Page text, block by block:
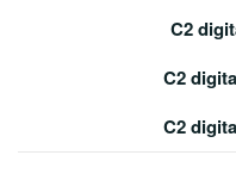
C2
C2
C2